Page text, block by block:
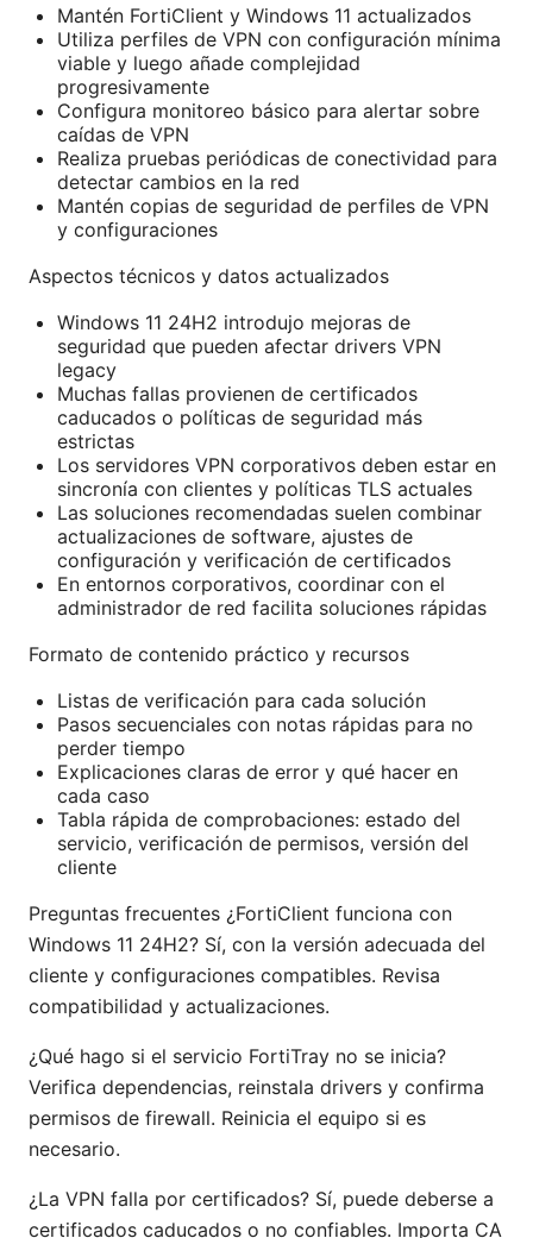
Mantén FortiClient y Windows 11 actualizados
Utiliza perfiles de VPN con configuración mínima
viable y luego añade complejidad
progresivamente
Configura monitoreo básico para alertar sobre
caídas de VPN
Realiza pruebas periódicas de conectividad para
detectar cambios en la red
Mantén copias de seguridad de perfiles de VPN
y configuraciones
Aspectos técnicos y datos actualizados
Windows 11 24H2 introdujo mejoras de
seguridad que pueden afectar drivers VPN
legacy
Muchas fallas provienen de certificados
caducados o políticas de seguridad más
estrictas
Los servidores VPN corporativos deben estar en
sincronía con clientes y políticas TLS actuales
Las soluciones recomendadas suelen combinar
actualizaciones de software, ajustes de
configuración y verificación de certificados
En entornos corporativos, coordinar con el
administrador de red facilita soluciones rápidas
Formato de contenido práctico y recursos
Listas de verificación para cada solución
Pasos secuenciales con notas rápidas para no
perder tiempo
Explicaciones claras de error y qué hacer en
cada caso
Tabla rápida de comprobaciones: estado del
servicio, verificación de permisos, versión del
cliente
Preguntas frecuentes ¿FortiClient funciona con
Windows 11 24H2? Sí, con la versión adecuada del
cliente y configuraciones compatibles. Revisa
compatibilidad y actualizaciones.
¿Qué hago si el servicio FortiTray no se inicia?
Verifica dependencias, reinstala drivers y confirma
permisos de firewall. Reinicia el equipo si es
necesario.
¿La VPN falla por certificados? Sí, puede deberse a
certificados caducados o no confiables. Importa CA